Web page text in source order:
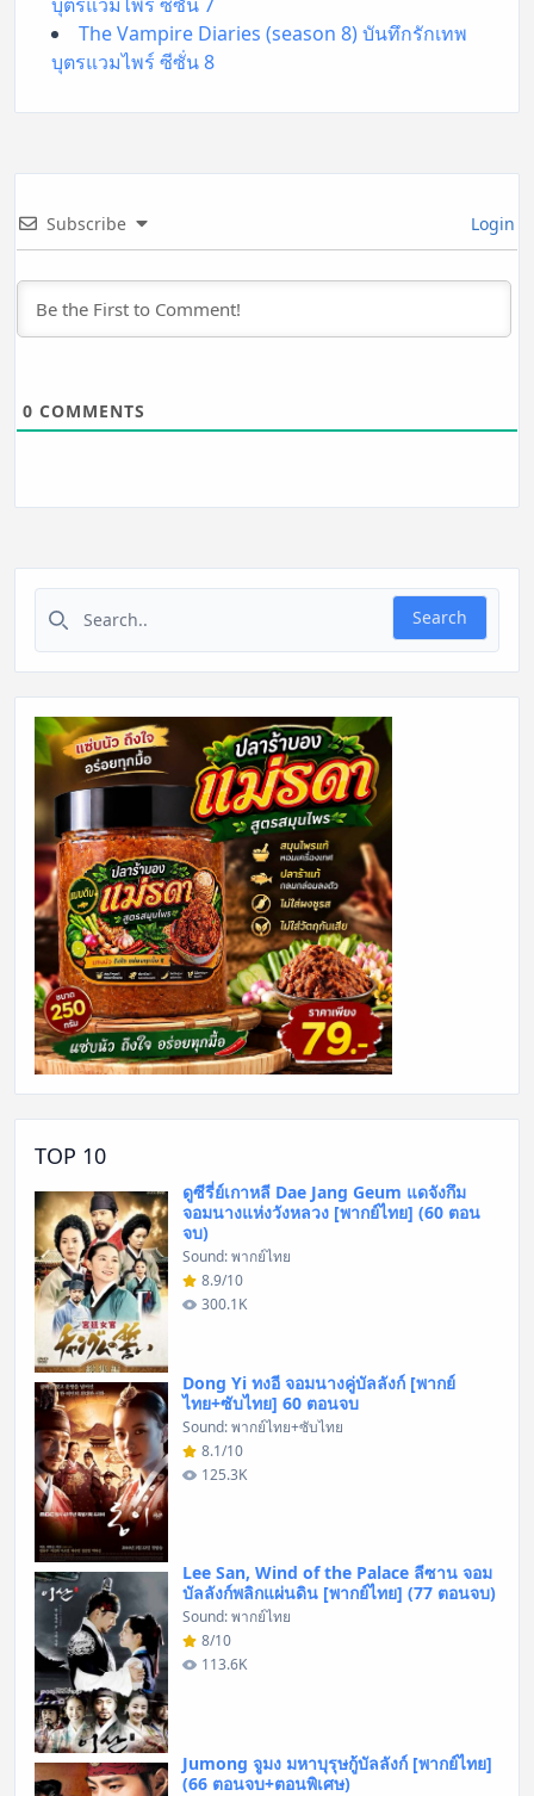
The Vampire Diaries (season 8) บันทึกรักเทพ
บุตรแวมไพร์ ซีซั่น 8
Subscribe Login
0 COMMENTS
Search
TOP 10
ดูซีรี่ย์เกาหลี Dae Jang Geum แดจังกึม
จอมนางแห่งวังหลวง [พากย์ไทย] (60 ตอน
จบ)
Sound: พากย์ไทย
8.9/10
300.1K
Dong Yi ทงอี จอมนางคู่บัลลังก์ [พากย์
ไทย+ซับไทย] 60 ตอนจบ
Sound: พากย์ไทย+ซับไทย
8.1/10
125.3K
Lee San, Wind of the Palace ลีซาน จอม
บัลลังก์พลิกแผ่นดิน [พากย์ไทย] (77 ตอนจบ)
Sound: พากย์ไทย
8/10
113.6K
Jumong จูมง มหาบุรุษกู้บัลลังก์ [พากย์ไทย]
(66 ตอนจบ+ตอนพิเศษ)